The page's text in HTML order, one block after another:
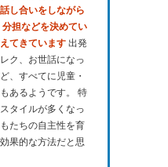
し合いをしながら
担などを決めてい
てきています 出発
ク、お世話になっ
、すべてに児童・
あるようです。 特
タイルが多くなっ
たちの自主性を育
果的な方法だと思